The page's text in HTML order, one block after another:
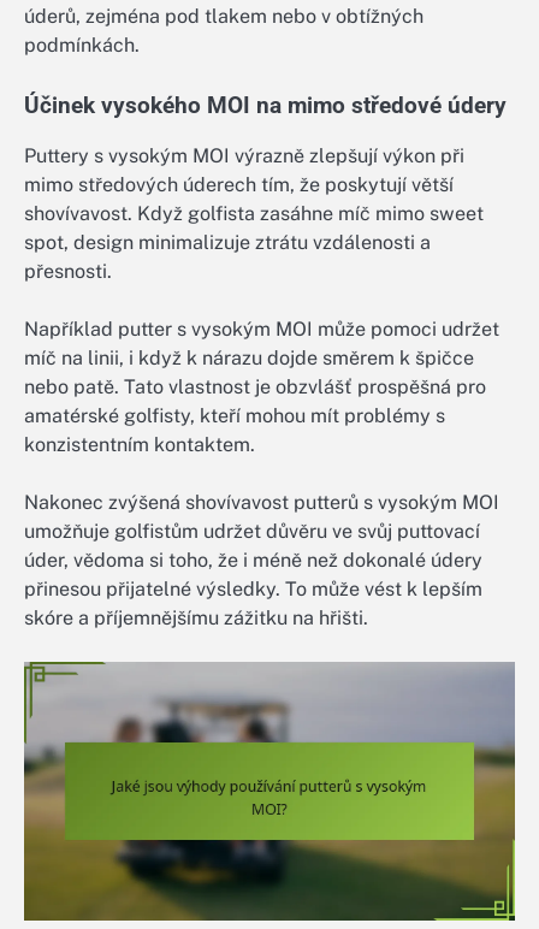
úderů, zejména pod tlakem nebo v obtížných
podmínkách.
Účinek vysokého MOI na mimo středové údery
Puttery s vysokým MOI výrazně zlepšují výkon při
mimo středových úderech tím, že poskytují větší
shovívavost. Když golfista zasáhne míč mimo sweet
spot, design minimalizuje ztrátu vzdálenosti a
přesnosti.
Například putter s vysokým MOI může pomoci udržet
míč na linii, i když k nárazu dojde směrem k špičce
nebo patě. Tato vlastnost je obzvlášť prospěšná pro
amatérské golfisty, kteří mohou mít problémy s
konzistentním kontaktem.
Nakonec zvýšená shovívavost putterů s vysokým MOI
umožňuje golfistům udržet důvěru ve svůj puttovací
úder, vědoma si toho, že i méně než dokonalé údery
přinesou přijatelné výsledky. To může vést k lepším
skóre a příjemnějšímu zážitku na hřišti.